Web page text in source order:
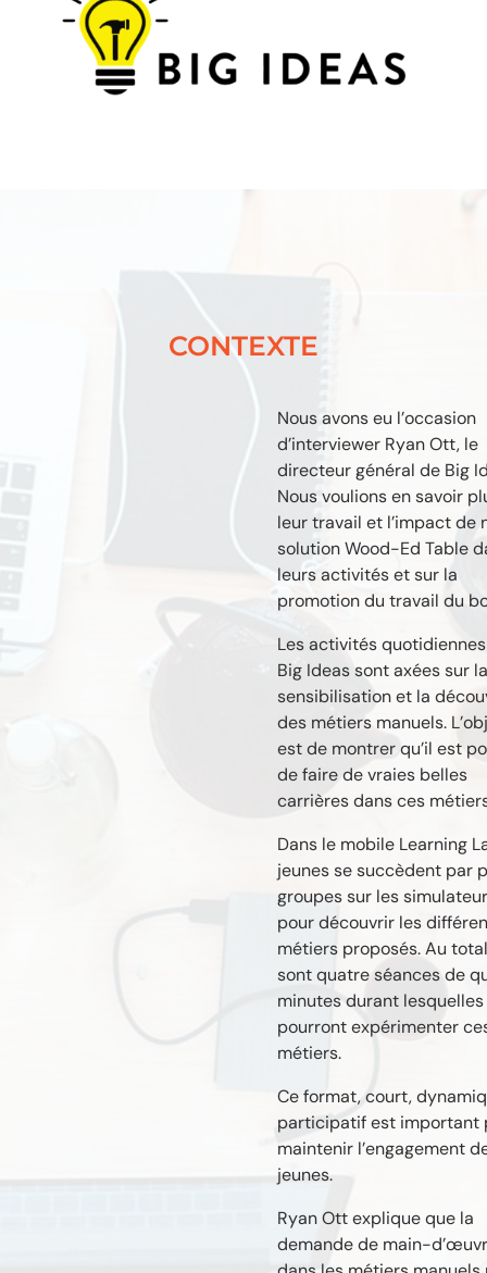
CONTEXTE
Nous avons eu l’occasion
d’interviewer Ryan Ott, le
directeur général de Big
Nous voulions en savoir
leur travail et l’impact de
solution Wood-Ed Table
leurs activités et sur la
promotion du travail du
Les activités
Big Ideas sont axées sur la
sensibilisation et la
des métiers manuels.
est de montrer qu’il est
de faire de vraies belles
carrières dans ces
Dans le mobile Learning
jeunes se succèdent par
groupes sur les
pour découvrir les
métiers proposés. Au
sont quatre séances de
minutes durant
pourront expérimenter
métiers.
Ce format, court,
participatif est important
maintenir l’engagement
jeunes.
Ryan Ott explique que la
demande de main-